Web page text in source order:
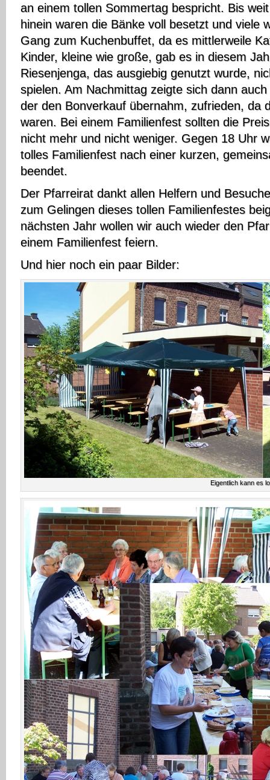
an einem tollen Sommertag bespricht. Bis
hinein waren die Bänke voll besetzt und viele
Gang zum Kuchenbuffet, da es mittlerweile
Kinder, kleine wie große, gab es in diesem
Riesenjenga, das ausgiebig genutzt wurde,
spielen. Am Nachmittag zeigte sich dann
der den Bonverkauf übernahm, zufrieden, da
waren. Bei einem Familienfest sollten die
nicht mehr und nicht weniger. Gegen 18 Uhr
tolles Familienfest nach einer kurzen,
beendet.
Der Pfarreirat dankt allen Helfern und
zum Gelingen dieses tollen Familienfestes
nächsten Jahr wollen wir auch wieder den
einem Familienfest feiern.
Und hier noch ein paar Bilder:
Eigentlich kann es